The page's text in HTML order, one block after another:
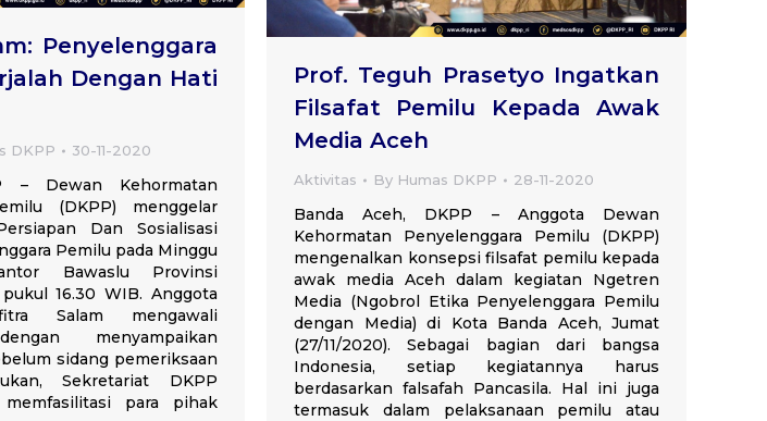
Penyelenggara
Dengan Hati
DKPP 30-11-2020
– Dewan Kehormatan
(DKPP) menggelar
Dan Sosialisasi
Pemilu pada Minggu
Bawaslu Provinsi
16.30 WIB. Anggota
Salam mengawali
menyampaikan
sidang pemeriksaan
Sekretariat DKPP
para pihak
Prof. Teguh Prasetyo Ingatkan
Filsafat Pemilu Kepada Awak
Media Aceh
Aktivitas By Humas DKPP 28-11-2020
Banda Aceh, DKPP – Anggota Dewan
Kehormatan Penyelenggara Pemilu (DKPP)
mengenalkan konsepsi filsafat pemilu kepada
awak media Aceh dalam kegiatan Ngetren
Media (Ngobrol Etika Penyelenggara Pemilu
dengan Media) di Kota Banda Aceh, Jumat
(27/11/2020). Sebagai bagian dari bangsa
Indonesia, setiap kegiatannya harus
berdasarkan falsafah Pancasila. Hal ini juga
termasuk dalam pelaksanaan pemilu atau